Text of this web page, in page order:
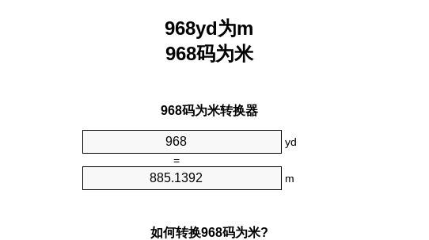
968yd为m
968码为米
968码为米转换器
yd
=
m
如何转换968码为米?